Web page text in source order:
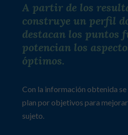
A partir de los
construye un perfil
destacan los puntos
potencian los
óptimos.
Con la información obtenida
plan por objetivos para
sujeto.